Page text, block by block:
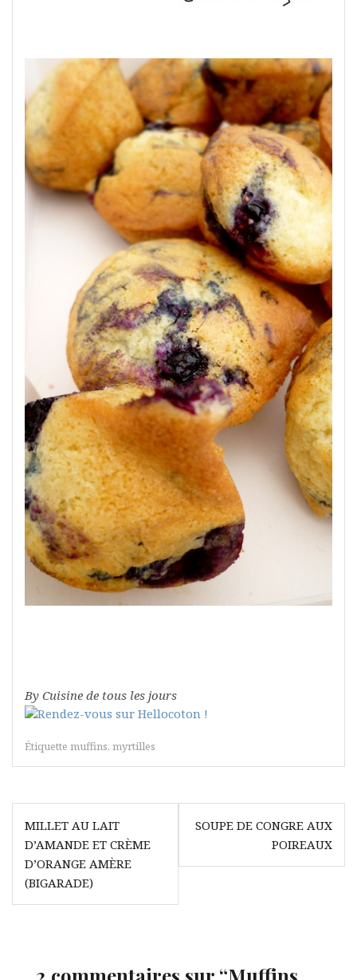
By Cuisine de tous les jours
Étiquette muffins, myrtilles
Navigation
de
l’article
MILLET AU LAIT
D’AMANDE ET CRÈME
D’ORANGE AMÈRE
(BIGARADE)
SOUPE DE CONGRE AUX
POIREAUX